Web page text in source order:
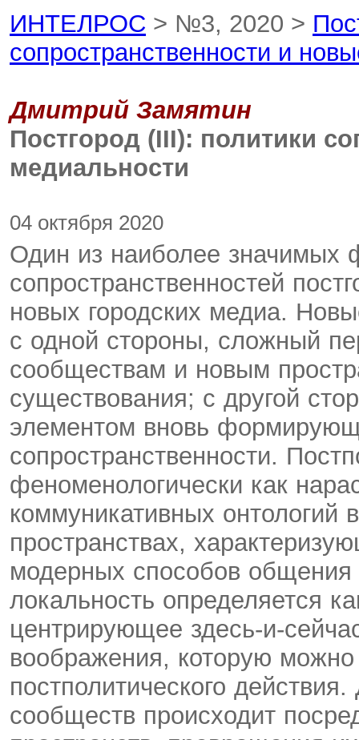
ИНТЕЛРОС > №3, 2020 >
сопространственности и
Дмитрий Замятин
Постгород (III): политики
медиальности
04 октября 2020
Один из наиболее
сопространственностей
новых городских медиа.
с одной стороны, сложный
сообществам и новым
существования; с другой
элементом вновь
сопространственности.
феноменологически как
коммуникативных онтологий
пространствах,
модерных способов общения
локальность определяется
центрирующее здесь-и-
воображения, которую можно
постполитического
сообществ происходит